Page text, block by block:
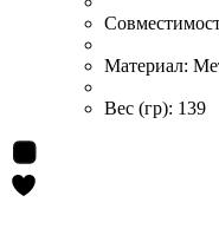
Материал:
Вес (гр): 139